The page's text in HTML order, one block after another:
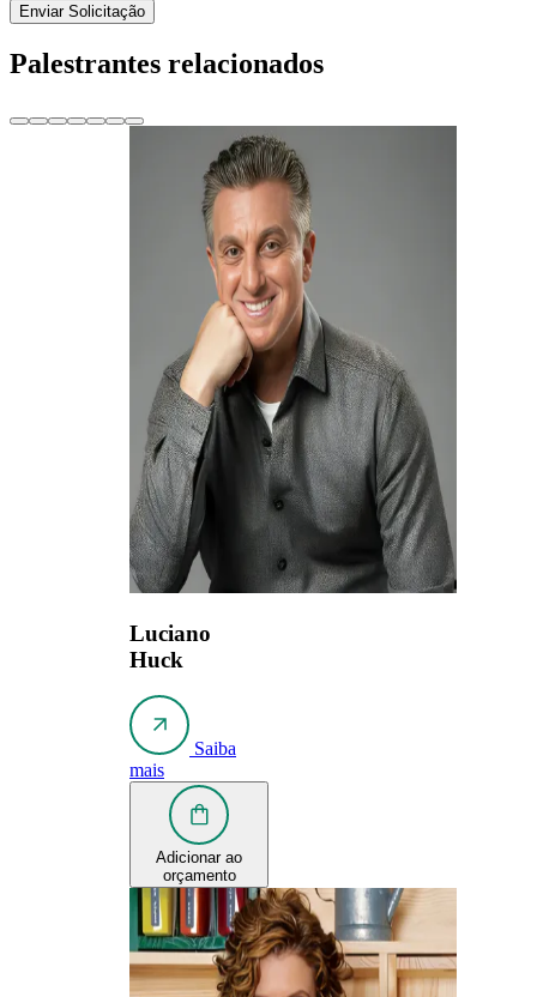
Enviar Solicitação
Palestrantes relacionados
Luciano
Huck
Saiba
mais
Adicionar ao
orçamento